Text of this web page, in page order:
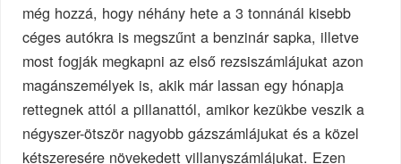
még hozzá, hogy néhány hete a 3 tonnánál kisebb
céges autókra is megszűnt a benzinár sapka, illetve
most fogják megkapni az első rezsiszámlájukat azon
magánszemélyek is, akik már lassan egy hónapja
rettegnek attól a pillanattól, amikor kezükbe veszik a
négyszer-ötször nagyobb gázszámlájukat és a közel
kétszeresére növekedett villanyszámlájukat. Ezen